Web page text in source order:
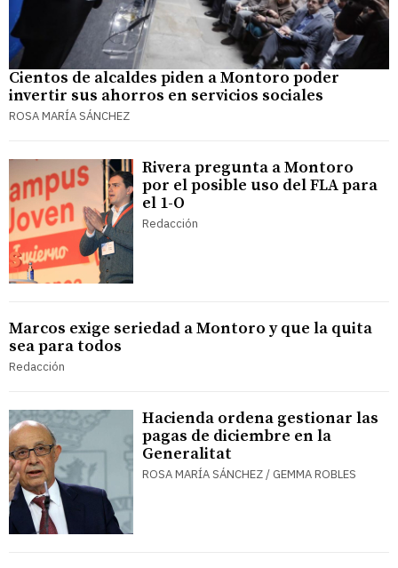
Cientos de alcaldes piden a Montoro poder
invertir sus ahorros en servicios sociales
ROSA MARÍA SÁNCHEZ
Rivera pregunta a Montoro
por el posible uso del FLA para
el 1-O
Redacción
Marcos exige seriedad a Montoro y que la quita
sea para todos
Redacción
Hacienda ordena gestionar las
pagas de diciembre en la
Generalitat
ROSA MARÍA SÁNCHEZ / GEMMA ROBLES